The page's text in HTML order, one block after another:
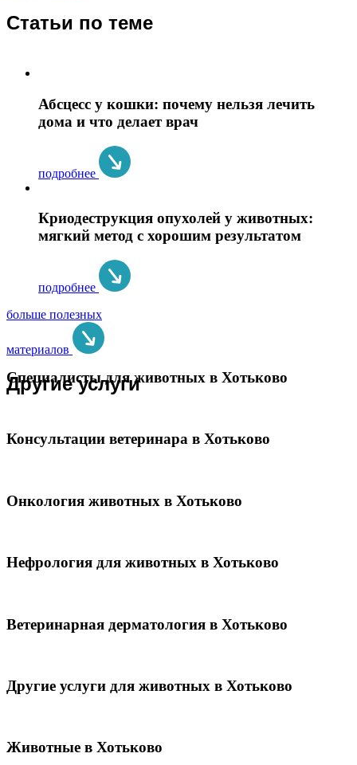
Статьи по теме
Абсцесс у кошки: почему нельзя лечить
дома и что делает врач
подробнее
Криодеструкция опухолей у животных:
мягкий метод с хорошим результатом
подробнее
больше полезных
материалов
Другие услуги
Специалисты для животных в Хотьково
Консультации ветеринара в Хотьково
Онкология животных в Хотьково
Нефрология для животных в Хотьково
Ветеринарная дерматология в Хотьково
Другие услуги для животных в Хотьково
Животные в Хотьково